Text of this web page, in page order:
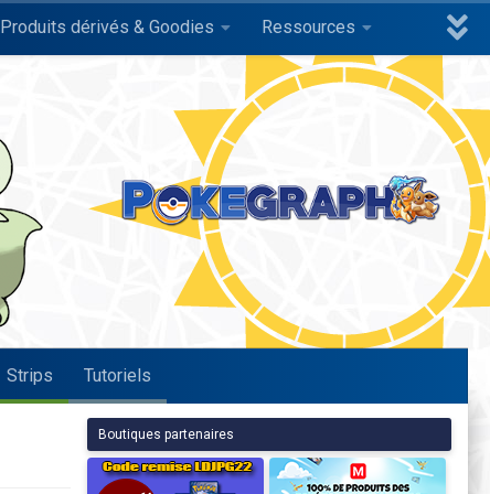
Produits dérivés & Goodies Ressources
Strips Tutoriels
Boutiques partenaires